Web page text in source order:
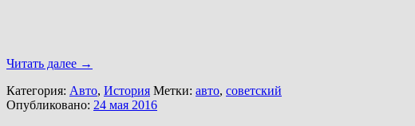
Читать далее →
Категория: Авто, История Метки: авто, советский
Опубликовано: 24 мая 2016